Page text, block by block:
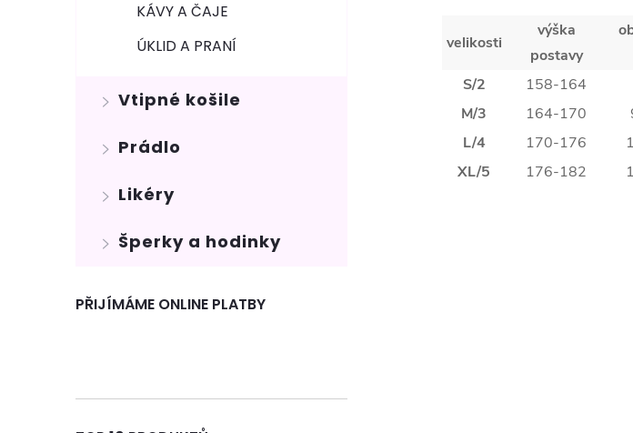
KÁVY A ČAJE
ÚKLID A PRANÍ
Vtipné košile
Prádlo
Likéry
Šperky a hodinky
PŘIJÍMÁME ONLINE PLATBY
velikosti
výška
postavy
S/2
158-164
M/3
164-170
L/4
170-176
XL/5
176-182